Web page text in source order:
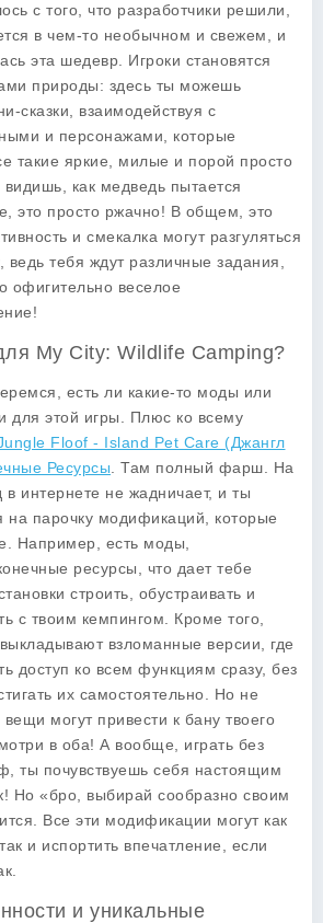
с того, что разработчики решили,
в чем-то необычном и свежем, и
эта шедевр. Игроки становятся
природы: здесь ты можешь
сказки, взаимодействуя с
и персонажами, которые
такие яркие, милые и порой просто
как медведь пытается
это просто ржачно! В общем, это
и смекалка могут разгуляться
ведь тебя ждут различные задания,
офигительно веселое
My City: Wildlife Camping?
есть ли какие-то моды или
для этой игры. Плюс ко всему
Floof - Island Pet Care (Джангл
Ресурсы . Там полный фарш. На
интернете не жадничает, и ты
на парочку модификаций, которые
Например, есть моды,
ресурсы, что дает тебе
строить, обустраивать и
с твоим кемпингом. Кроме того,
взломанные версии, где
доступ ко всем функциям сразу, без
их самостоятельно. Но не
могут привести к бану твоего
в оба! А вообще, играть без
ты почувствуешь себя настоящим
Но «бро, выбирай сообразно своим
Все эти модификации могут как
и испортить впечатление, если
и уникальные